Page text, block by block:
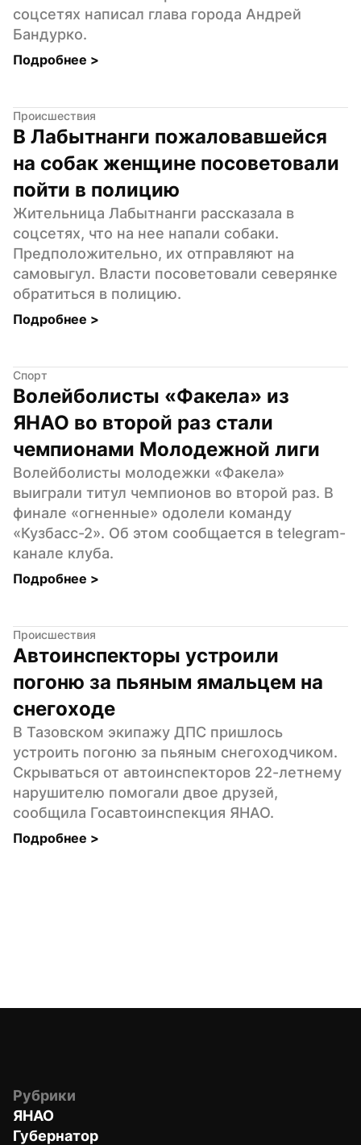
соцсетях написал глава города Андрей
Бандурко.
Подробнее >
Происшествия
В Лабытнанги пожаловавшейся
на собак женщине посоветовали
пойти в полицию
Жительница Лабытнанги рассказала в
соцсетях, что на нее напали собаки.
Предположительно, их отправляют на
самовыгул. Власти посоветовали северянке
обратиться в полицию.
Подробнее >
Спорт
Волейболисты «Факела» из
ЯНАО во второй раз стали
чемпионами Молодежной лиги
Волейболисты молодежки «Факела»
выиграли титул чемпионов во второй раз. В
финале «огненные» одолели команду
«Кузбасс-2». Об этом сообщается в telegram-
канале клуба.
Подробнее >
Происшествия
Автоинспекторы устроили
погоню за пьяным ямальцем на
снегоходе
В Тазовском экипажу ДПС пришлось
устроить погоню за пьяным снегоходчиком.
Скрываться от автоинспекторов 22-летнему
нарушителю помогали двое друзей,
сообщила Госавтоинспекция ЯНАО.
Подробнее >
Рубрики
ЯНАО
Губернатор